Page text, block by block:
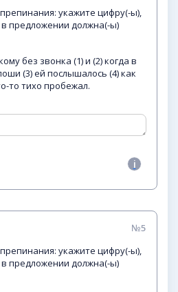
укажите цифру(-ы),
предложении должна(-ы)
без звонка (1) и (2) когда в
(3) ей послышалось (4) как
то тихо пробежал.
№5
укажите цифру(-ы),
предложении должна(-ы)